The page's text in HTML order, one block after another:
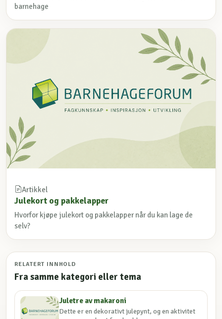
barnehage
Artikkel
Julekort og pakkelapper
Hvorfor kjøpe julekort og pakkelapper når du kan lage de
selv?
RELATERT INNHOLD
Fra samme kategori eller tema
Juletre av makaroni
Dette er en dekorativt julepynt, og en aktivitet